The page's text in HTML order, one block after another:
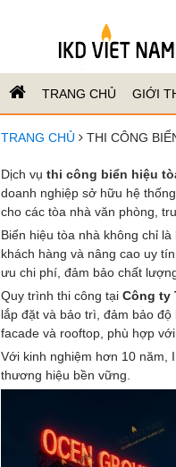
TRANG CHỦ GIỚI
TRANG CHỦ THI CÔNG
Dịch vụ thi công biển hiệu
doanh nghiệp sở hữu hệ
cho các tòa nhà văn phòng,
Biển hiệu tòa nhà không chỉ
khách hàng và nâng cao uy
ưu chi phí, đảm bảo chất
Quy trình thi công tại Công ty
lắp đặt và bảo trì, đảm bảo
facade và rooftop, phù hợp
Với kinh nghiệm hơn 10 năm,
thương hiệu bền vững.